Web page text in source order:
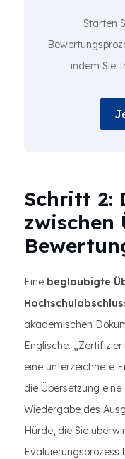
Starten
indem Sie
Schritt 2:
zwischen
Eine beglaubigte
akademischen
Englische.
eine unterzeichnete
die Übersetzung
Wiedergabe des
Hürde, die Sie